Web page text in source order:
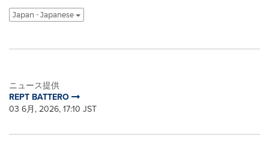
Japan - Japanese
ニュース提供
REPT BATTERO
03 6月, 2026, 17:10 JST